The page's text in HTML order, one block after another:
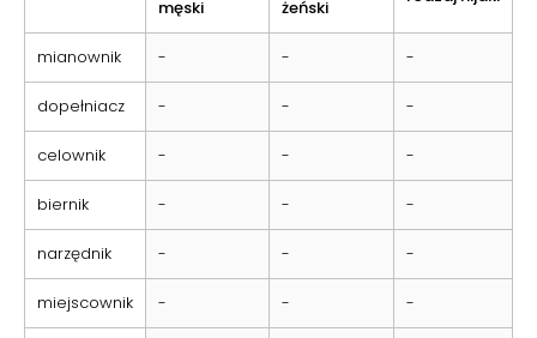
męski żeński
mianownik - - -
dopełniacz - - -
celownik - - -
biernik - - -
narzędnik - - -
miejscownik - - -